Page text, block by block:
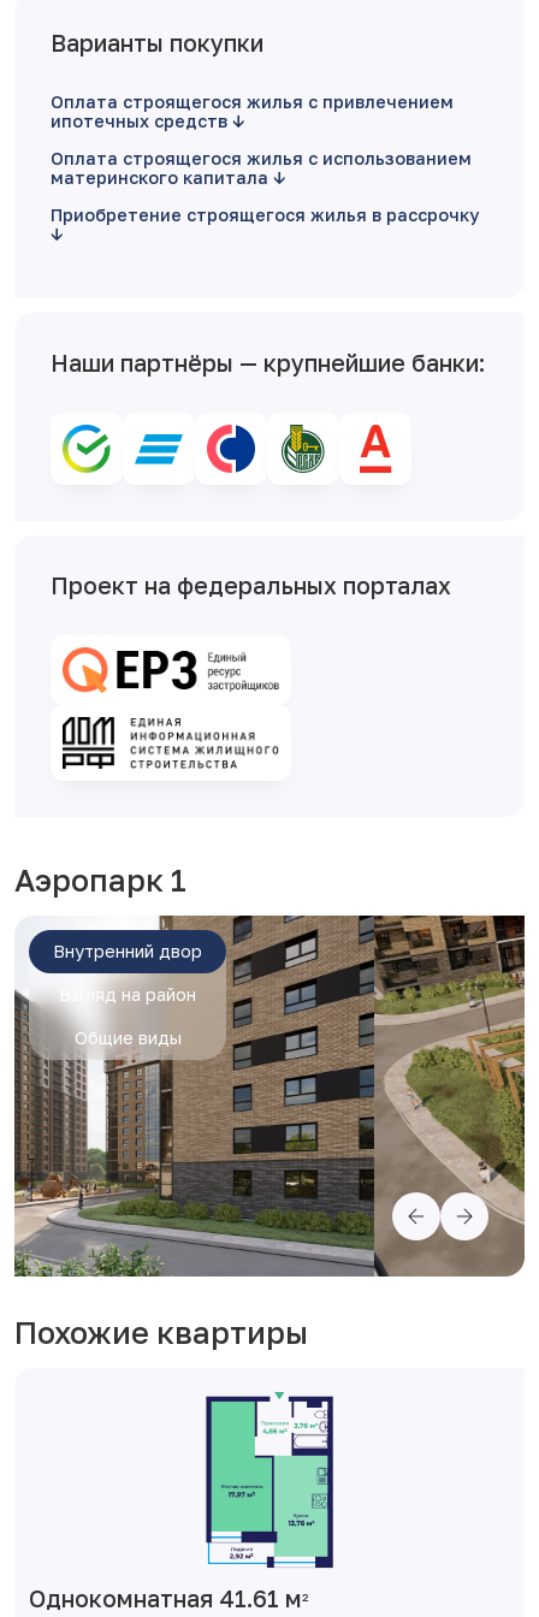
Варианты покупки
Оплата строящегося жилья с привлечением
ипотечных средств
Оплата строящегося жилья с использованием
материнского капитала
Приобретение строящегося жилья в рассрочку
Наши партнёры — крупнейшие банки:
Проект на федеральных порталах
Аэропарк 1
Внутренний двор
Взгляд на район
Общие виды
Похожие квартиры
Однокомнатная 41.61 м2